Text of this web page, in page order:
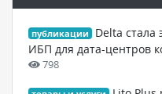
публикации
Delta
ИБП для дата-центров
798